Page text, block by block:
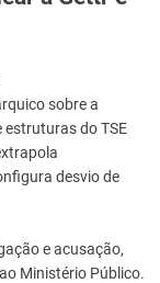
sobre a
estruturas do TSE
desvio de
e acusação,
Ministério Público.